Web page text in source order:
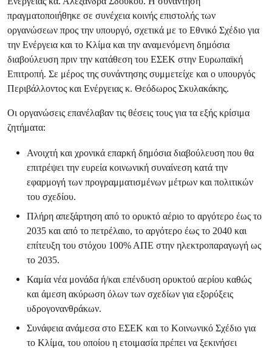
πραγματοποιήθηκε σε συνέχεια κοινής επιστολής των
οργανώσεων προς την υπουργό, σχετικά με το Εθνικό Σχέδιο για
την Ενέργεια και το Κλίμα και την αναμενόμενη δημόσια
διαβούλευση πριν την κατάθεση του ΕΣΕΚ στην Ευρωπαϊκή
Επιτροπή. Σε μέρος της συνάντησης συμμετείχε και ο υπουργός
Περιβάλλοντος και Ενέργειας κ. Θεόδωρος Σκυλακάκης.
Οι οργανώσεις επανέλαβαν τις θέσεις τους για τα εξής κρίσιμα
ζητήματα:
Ανοιχτή και χρονικά επαρκή δημόσια διαβούλευση που θα
επιτρέψει την ευρεία κοινωνική συναίνεση κατά την
εφαρμογή των προγραμματισμένων μέτρων και πολιτικών
του σχεδίου.
Πλήρη απεξάρτηση από το ορυκτό αέριο το αργότερο έως το
2035 και από το πετρέλαιο, το αργότερο έως το 2040 και
επίτευξη του στόχου 100% ΑΠΕ στην ηλεκτροπαραγωγή ως
το 2035.
Καμία νέα μονάδα ή/και επένδυση ορυκτού αερίου καθώς
και άμεση ακύρωση όλων των σχεδίων για εξορύξεις
υδρογονανθράκων.
Συνάφεια ανάμεσα στο ΕΣΕΚ και το Κοινωνικό Σχέδιο για
το Κλίμα, του οποίου η ετοιμασία πρέπει να ξεκινήσει